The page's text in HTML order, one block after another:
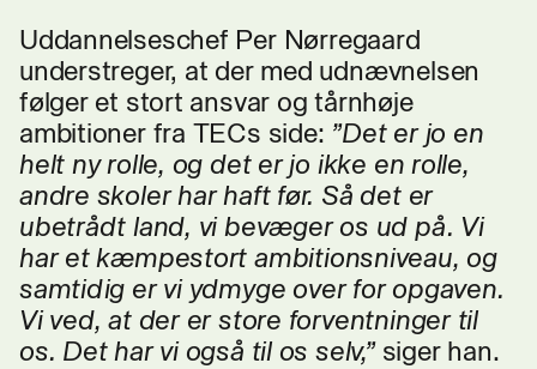
Uddannelseschef Per Nørregaard
understreger, at der med udnævnelsen
følger et stort ansvar og tårnhøje
ambitioner fra TECs side: ”Det er jo en
helt ny rolle, og det er jo ikke en rolle,
andre skoler har haft før. Så det er
ubetrådt land, vi bevæger os ud på. Vi
har et kæmpestort ambitionsniveau, og
samtidig er vi ydmyge over for opgaven.
Vi ved, at der er store forventninger til
os. Det har vi også til os selv,”siger han.